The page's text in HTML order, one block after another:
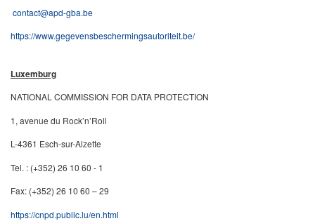
contact@apd-gba.be
https://www.gegevensbeschermingsautoriteit.be/
Luxemburg
NATIONAL COMMISSION FOR DATA PROTECTION
1, avenue du Rock’n’Roll
L-4361 Esch-sur-Alzette
Tel. : (+352) 26 10 60 - 1
Fax: (+352) 26 10 60 – 29
https://cnpd.public.lu/en.html